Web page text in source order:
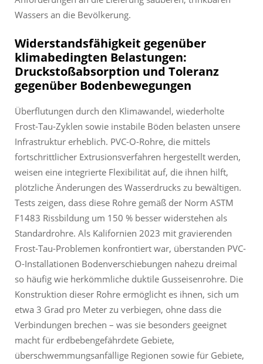
Wassers an die Bevölkerung.
Widerstandsfähigkeit gegenüber
klimabedingten Belastungen:
Druckstoßabsorption und Toleranz
gegenüber Bodenbewegungen
Überflutungen durch den Klimawandel, wiederholte
Frost-Tau-Zyklen sowie instabile Böden belasten unsere
Infrastruktur erheblich. PVC-O-Rohre, die mittels
fortschrittlicher Extrusionsverfahren hergestellt werden,
weisen eine integrierte Flexibilität auf, die ihnen hilft,
plötzliche Änderungen des Wasserdrucks zu bewältigen.
Tests zeigen, dass diese Rohre gemäß der Norm ASTM
F1483 Rissbildung um 150 % besser widerstehen als
Standardrohre. Als Kalifornien 2023 mit gravierenden
Frost-Tau-Problemen konfrontiert war, überstanden PVC-
O-Installationen Bodenverschiebungen nahezu dreimal
so häufig wie herkömmliche duktile Gusseisenrohre. Die
Konstruktion dieser Rohre ermöglicht es ihnen, sich um
etwa 3 Grad pro Meter zu verbiegen, ohne dass die
Verbindungen brechen – was sie besonders geeignet
macht für erdbebengefährdete Gebiete,
überschwemmungsanfällige Regionen sowie für Gebiete,